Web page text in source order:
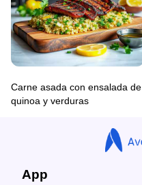
Carne asada con ensalada de
quinoa y verduras
App